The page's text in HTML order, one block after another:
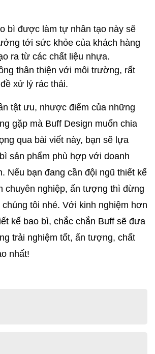
bì được làm tự nhân tạo này sẽ
tới sức khỏe của khách hàng
ra từ các chất liệu nhựa.
thân thiện với môi trường, rất
xử lý rác thải.
tật ưu, nhược điểm của những
gặp mà Buff Design muốn chia
qua bài viết này, bạn sẽ lựa
sản phẩm phù hợp với doanh
Nếu bạn đang cần đội ngũ thiết kế
chuyên nghiệp, ấn tượng thì đừng
tôi nhé. Với kinh nghiệm hơn
kế bao bì, chắc chắn Buff sẽ đưa
trải nghiệm tốt, ấn tượng, chất
nhất!